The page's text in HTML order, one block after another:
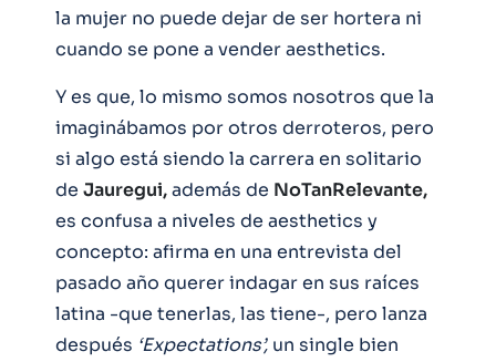
la mujer no puede dejar de ser hortera ni
cuando se pone a vender aesthetics.
Y es que, lo mismo somos nosotros que la
imaginábamos por otros derroteros, pero
si algo está siendo la carrera en solitario
de Jauregui,además de NoTanRelevante,
es confusa a niveles de aesthetics y
concepto: afirma en una entrevista del
pasado año querer indagar en sus raíces
latina -que tenerlas, las tiene-, pero lanza
después ‘Expectations’, un single bien